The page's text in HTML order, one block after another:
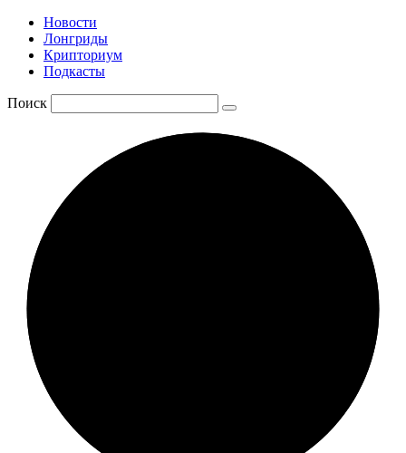
Новости
Лонгриды
Крипториум
Подкасты
Поиск